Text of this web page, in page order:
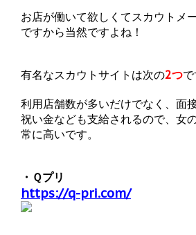
お店が働いて欲しくてスカウトメ
ですから当然ですよね！
有名なスカウトサイトは次の2つで
利用店舗数が多いだけでなく、面
祝い金なども支給されるので、女
常に高いです。
・Ｑプリ
https://q-pri.com/